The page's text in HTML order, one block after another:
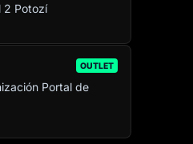
2 Potozí
OUTLET
Portal de